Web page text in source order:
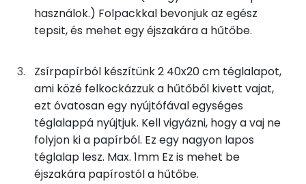
38gvíz
0 kcal
20g
tojásfehérje 10 kcal
Összesen 987 kcal
Szelén
TOP vitaminok
Kolin:
E vitamin:
Niacin - B3 vitamin:
használok.) Folpackkal bevonjuk az egész
tepsit, és mehet egy éjszakára a hűtőbe.
Zsírpapírból készítünk 2 40x20 cm téglalapot,
ami közé felkockázzuk a hűtőből kivett vajat,
ezt óvatosan egy nyújtófával egységes
téglalappá nyújtjuk. Kell vigyázni, hogy a vaj ne
folyjon ki a papírból. Ez egy nagyon lapos
téglalap lesz. Max. 1mm Ez is mehet be
éjszakára papírostól a hűtőbe.